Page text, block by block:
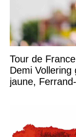
Tour de
Demi Vollering
jaune,